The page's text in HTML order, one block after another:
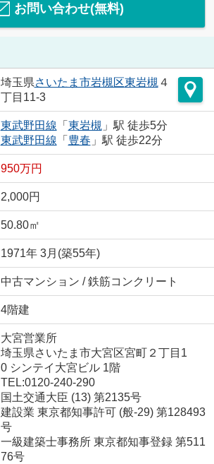
お問い合わせ(無料)
埼玉県さいたま市岩槻区東岩槻 ４
丁目11-3
東武野田線 「 東岩槻 」駅 徒歩5分
東武野田線 「 豊春 」駅 徒歩22分
950万円
2,000円
50.80㎡
1971年 3月(築55年)
中古マンション / 鉄筋コンクリート
4階建
大宮営業所
埼玉県さいたま市大宮区宮町２丁目1
0 シンテイ大宮ビル 1階
TEL:0120-240-290
国土交通大臣 (13) 第2135号
建設業 東京都知事許可 (般-29) 第128493
号
一級建築士事務所 東京都知事登録 第511
76号